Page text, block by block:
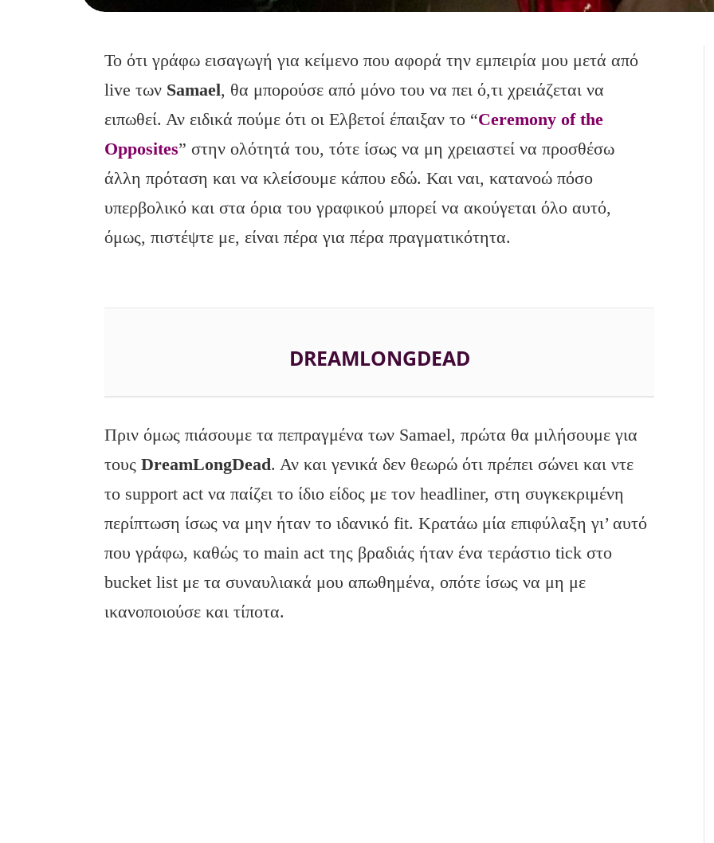
Το ότι γράφω εισαγωγή για κείμενο που αφορά την εμπειρία μου μετά από
live των Samael, θα μπορούσε από μόνο του να πει ό,τι χρειάζεται να
ειπωθεί. Αν ειδικά πούμε ότι οι Ελβετοί έπαιξαν το “Ceremony of the
Opposites” στην ολότητά του, τότε ίσως να μη χρειαστεί να προσθέσω
άλλη πρόταση και να κλείσουμε κάπου εδώ. Και ναι, κατανοώ πόσο
υπερβολικό και στα όρια του γραφικού μπορεί να ακούγεται όλο αυτό,
όμως, πιστέψτε με, είναι πέρα για πέρα πραγματικότητα.
DREAMLONGDEAD
Πριν όμως πιάσουμε τα πεπραγμένα των Samael, πρώτα θα μιλήσουμε για
τουςDreamLongDead. Αν και γενικά δεν θεωρώ ότι πρέπει σώνει και ντε
το support act να παίζει το ίδιο είδος με τον headliner, στη συγκεκριμένη
περίπτωση ίσως να μην ήταν το ιδανικό fit. Κρατάω μία επιφύλαξη γι’ αυτό
που γράφω, καθώς το main act της βραδιάς ήταν ένα τεράστιο tick στο
bucket list με τα συναυλιακά μου απωθημένα, οπότε ίσως να μη με
ικανοποιούσε και τίποτα.